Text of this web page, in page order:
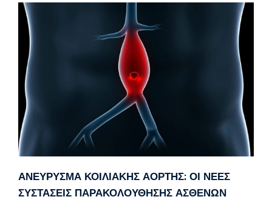
ΑΝΕΎΡΥΣΜΑ ΚΟΙΛΙΑΚΉΣ ΑΟΡΤΉΣ: ΟΙ ΝΈΕΣ
ΣΥΣΤΆΣΕΙΣ ΠΑΡΑΚΟΛΟΎΘΗΣΗΣ ΑΣΘΕΝΏΝ